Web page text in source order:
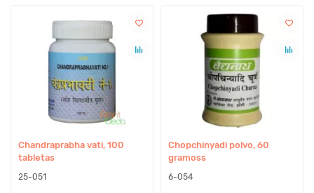
Chandraprabha vati, 100
tabletas
25-051
Chopchinyadi polvo, 60
gramoss
6-054